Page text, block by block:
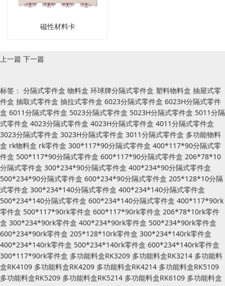
磁性材料卡
上一篇 下一篇
标签： 分隔式零件盒 物料盒 环球牌分隔式零件盒 塑料物料盒 抽屉式零
件盒 抽取式零件盒 抽拉式零件盒 6023分隔式零件盒 6023H分隔式零件
盒 6011分隔式零件盒 5023分隔式零件盒 5023H分隔式零件盒 5011分隔
式零件盒 4023分隔式零件盒 4023H分隔式零件盒 4011分隔式零件盒
3023分隔式零件盒 3023H分隔式零件盒 3011分隔式零件盒 多功能物料
盒 rk物料盒 rk零件盒 300*117*90分隔式零件盒 400*117*90分隔式零
件盒 500*117*90分隔式零件盒 600*117*90分隔式零件盒 206*78*10
分隔式零件盒 300*234*90分隔式零件盒 400*234*90分隔式零件盒
500*234*90分隔式零件盒 600*234*90分隔式零件盒 205*128*10分隔
式零件盒 300*234*140分隔式零件盒 400*234*140分隔式零件盒
500*234*140分隔式零件盒 600*234*140分隔式零件盒 400*117*90rk
零件盒 500*117*90rk零件盒 600*117*90rk零件盒 206*78*10rk零件
盒 300*234*90rk零件盒 400*234*90rk零件盒 500*234*90rk零件盒
600*234*90rk零件盒 205*128*10rk零件盒 300*234*140rk零件盒
400*234*140rk零件盒 500*234*140rk零件盒 600*234*140rk零件盒
300*117*90rk零件盒 多功能料盒RK3209 多功能料盒RK3214 多功能料
盒RK4109 多功能料盒RK4209 多功能料盒RK4214 多功能料盒RK5109
多功能料盒RK5209 多功能料盒RK5214 多功能料盒RK6109 多功能料盒